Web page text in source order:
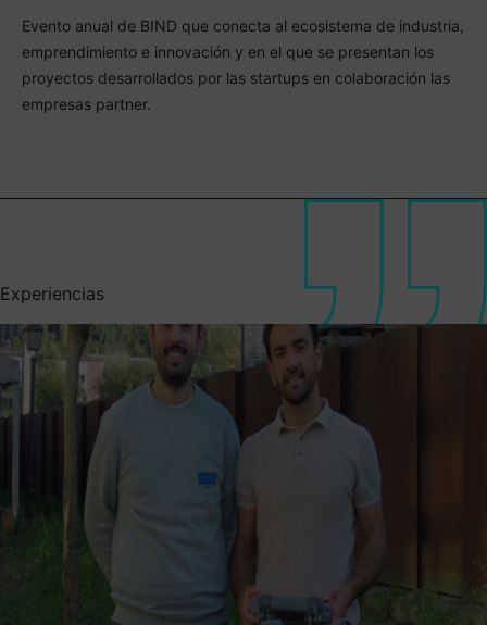
Evento anual de BIND que conecta al ecosistema de industria,
emprendimiento e innovación y en el que se presentan los
proyectos desarrollados por las startups en colaboración las
empresas partner.
Experiencias